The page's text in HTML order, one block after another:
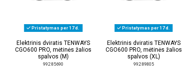
Pristatymas per 17 d.
Elektrinis dviratis TENWAYS
CGO600 PRO, mėtinės žalios
spalvos (M)
992 85690
Pristatymas per 17 d.
Elektrinis dviratis TENWAYS
CGO600 PRO, mėtinės žalios
spalvos (XL)
992 89805